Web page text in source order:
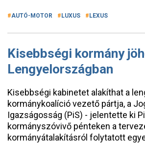
AUTÓ-MOTOR LUXUS LEXUS
Kisebbségi kormány
Lengyelországban
Kisebbségi kabinetet alakíthat a
kormánykoalíció vezető pártja, a
Igazságosság (PiS) - jelentette ki
kormányszóvivő pénteken a
kormányátalakításról folytatott